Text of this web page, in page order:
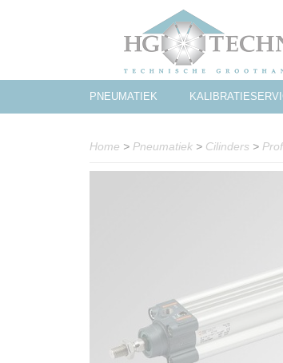
PNEUMATIEK
Home > Pneumatiek > Cilinders >